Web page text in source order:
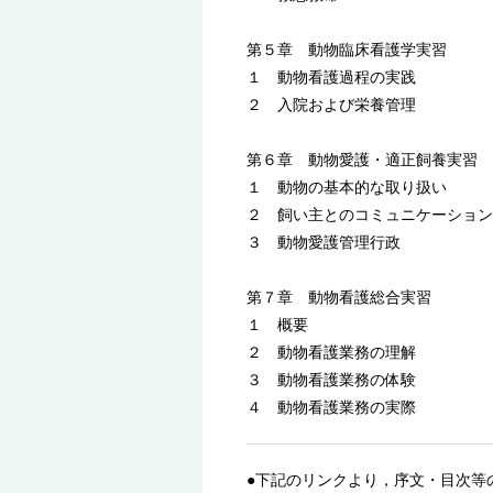
第５章 動物臨床看護学実習
１ 動物看護過程の実践
２ 入院および栄養管理
第６章 動物愛護・適正飼養実習
１ 動物の基本的な取り扱い
２ 飼い主とのコミュニケーション
３ 動物愛護管理行政
第７章 動物看護総合実習
１ 概要
２ 動物看護業務の理解
３ 動物看護業務の体験
４ 動物看護業務の実際
●下記のリンクより，序文・目次